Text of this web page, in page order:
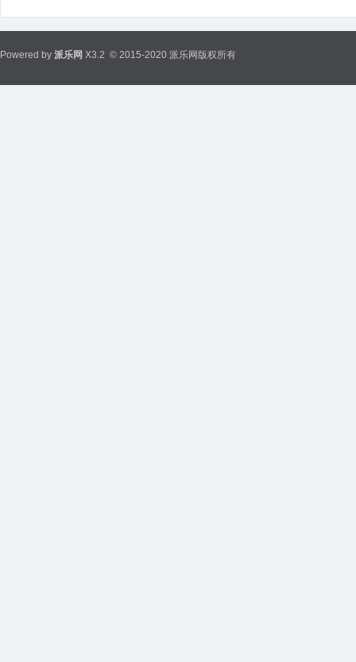
Powered by 派乐网 X3.2 © 2015-2020 派乐网版权所有